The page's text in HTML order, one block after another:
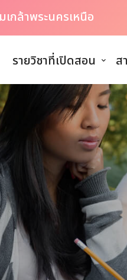
กล้าพระนครเหนือ
รายวิชาที่เปิดสอน ส